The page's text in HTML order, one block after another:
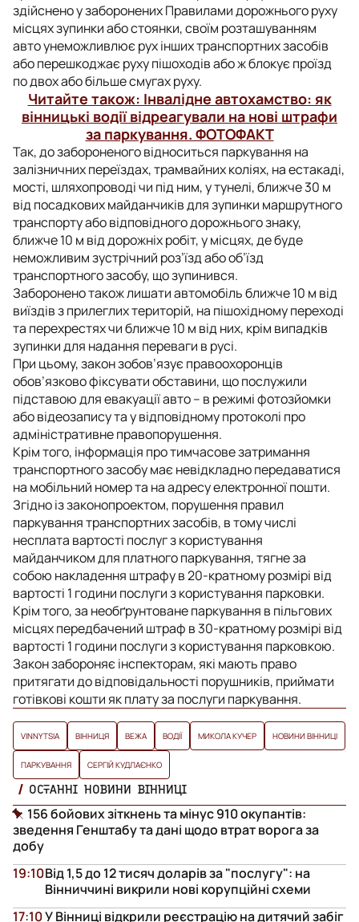
здійснено у заборонених Правилами дорожнього руху
місцях зупинки або стоянки, своїм розташуванням
авто унеможливлює рух інших транспортних засобів
або перешкоджає руху пішоходів або ж блокує проїзд
по двох або більше смугах руху.
Читайте також: Інвалідне автохамство: як
вінницькі водії відреагували на нові штрафи
за паркування. ФОТОФАКТ
Так, до забороненого відноситься паркування на
залізничних переїздах, трамвайних коліях, на естакаді,
мості, шляхопроводі чи під ним, у тунелі, ближче 30 м
від посадкових майданчиків для зупинки маршрутного
транспорту або відповідного дорожнього знаку,
ближче 10 м від дорожніх робіт, у місцях, де буде
неможливим зустрічний роз’їзд або об’їзд
транспортного засобу, що зупинився.
Заборонено також лишати автомобіль ближче 10 м від
виїздів з прилеглих територій, на пішохідному переході
та перехрестях чи ближче 10 м від них, крім випадків
зупинки для надання переваги в русі.
При цьому, закон зобов’язує правоохоронців
обов’язково фіксувати обставини, що послужили
підставою для евакуації авто – в режимі фотозйомки
або відеозапису та у відповідному протоколі про
адміністративне правопорушення.
Крім того, інформація про тимчасове затримання
транспортного засобу має невідкладно передаватися
на мобільний номер та на адресу електронної пошти.
Згідно із законопроектом, порушення правил
паркування транспортних засобів, в тому числі
несплата вартості послуг з користування
майданчиком для платного паркування, тягне за
собою накладення штрафу в 20-кратному розмірі від
вартості 1 години послуги з користування парковки.
Крім того, за необґрунтоване паркування в пільгових
місцях передбачений штраф в 30-кратному розмірі від
вартості 1 години послуги з користування парковкою.
Закон забороняє інспекторам, які мають право
притягати до відповідальності порушників, приймати
готівкові кошти як плату за послуги паркування.
VINNYTSIA ВІННИЦЯ ВЕЖА ВОДІЇ МИКОЛА КУЧЕР НОВИНИ ВІННИЦІ
ПАРКУВАННЯ СЕРГІЙ КУДЛАЄНКО
ОСТАННІ НОВИНИ ВІННИЦІ
156 бойових зіткнень та мінус 910 окупантів:
зведення Генштабу та дані щодо втрат ворога за
добу
Від 1,5 до 12 тисяч доларів за "послугу": на
Вінниччині викрили нові корупційні схеми
19:10
У Вінниці відкрили реєстрацію на дитячий забіг
17:10